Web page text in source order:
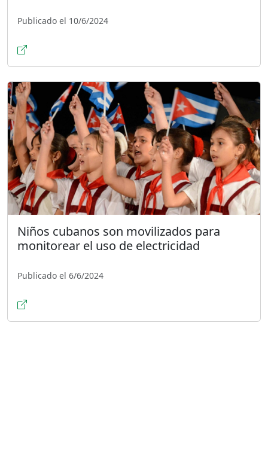
Publicado el 10/6/2024
Niños cubanos son movilizados para
monitorear el uso de electricidad
Publicado el 6/6/2024